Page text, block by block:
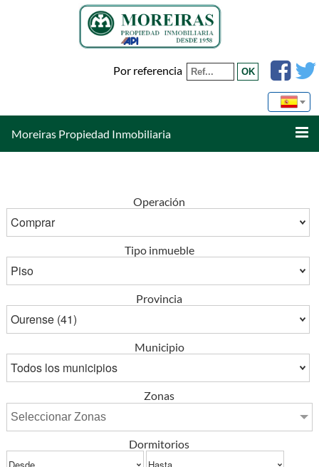
Por referencia
Moreiras Propiedad Inmobiliaria
Operación
Tipo inmueble
Provincia
Municipio
Zonas
Seleccionar Zonas
Dormitorios